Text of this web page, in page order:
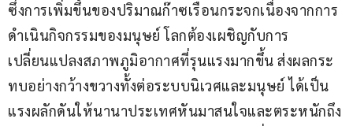
ซึ่งการเพิ่มขึ้นของปริมาณก๊าซเรือนกระจกเนื่องจากการ
ดำเนินกิจกรรมของมนุษย์ โลกต้องเผชิญกับการ
เปลี่ยนแปลงสภาพภูมิอากาศที่รุนแรงมากขึ้น ส่งผลกระ
ทบอย่างกว้างขวางทั้งต่อระบบนิเวศและมนุษย์ ได้เป็น
แรงผลักดันให้นานาประเทศหันมาสนใจและตระหนักถึง